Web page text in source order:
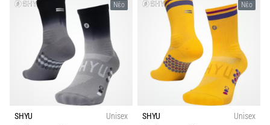
Νέο
SHYU
Unisex
Νέο
SHYU
Unisex